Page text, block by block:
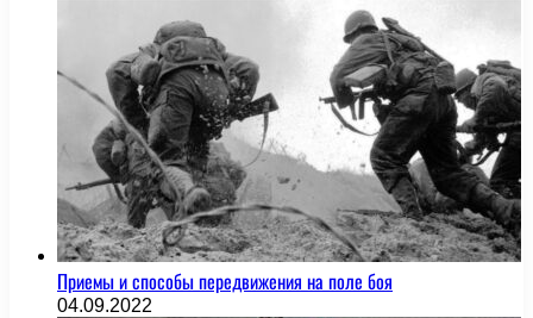
Приемы и способы передвижения на поле боя
04.09.2022